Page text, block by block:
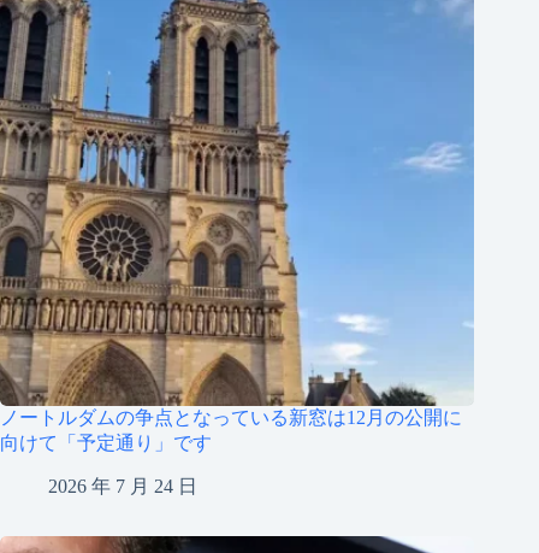
ノートルダムの争点となっている新窓は12月の公開に
向けて「予定通り」です
2026 年 7 月 24 日